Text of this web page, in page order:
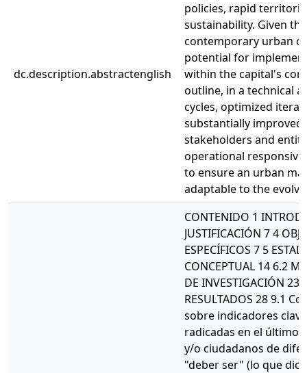
dc.description.abstractenglish
policies, rapid
sustainability. Given
contemporary urban
potential for
within the capital's
outline, in a technical
cycles, optimized
substantially
stakeholders and
operational
to ensure an urban
adaptable to the
CONTENIDO 1
JUSTIFICACIÓN 7 4
ESPECÍFICOS 7 5
CONCEPTUAL 14 6.2
DE INVESTIGACIÓN 23
RESULTADOS 28 9.1
sobre indicadores
radicadas en el último
y/o ciudadanos de
"deber ser" (lo que